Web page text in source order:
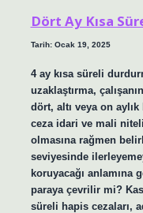
Dört Ay Kısa
Tarih: Ocak 19, 2025
4 ay kısa süreli
uzaklaştırma,
dört, altı veya on aylık
ceza idari ve mali
olmasına rağmen
seviyesinde
koruyacağı anlamına
paraya çevrilir mi?
süreli hapis cezaları,